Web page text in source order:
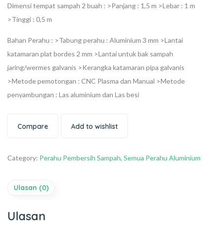
Dimensi tempat sampah 2 buah : >Panjang : 1,5 m >Lebar : 1 m
>Tinggi : 0,5 m
Bahan Perahu : >Tabung perahu : Aluminium 3 mm >Lantai
katamaran plat bordes 2 mm >Lantai untuk bak sampah
jaring/wermes galvanis >Kerangka katamaran pipa galvanis
>Metode pemotongan : CNC Plasma dan Manual >Metode
penyambungan : Las aluminium dan Las besi
Compare Add to wishlist
Category: Perahu Pembersih Sampah, Semua Perahu Aluminium
Ulasan (0)
Ulasan